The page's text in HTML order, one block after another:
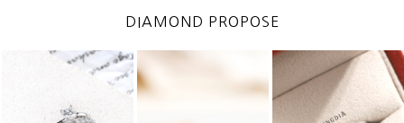
DIAMOND PROPOSE